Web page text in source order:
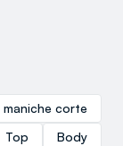
maniche corte
Top Body